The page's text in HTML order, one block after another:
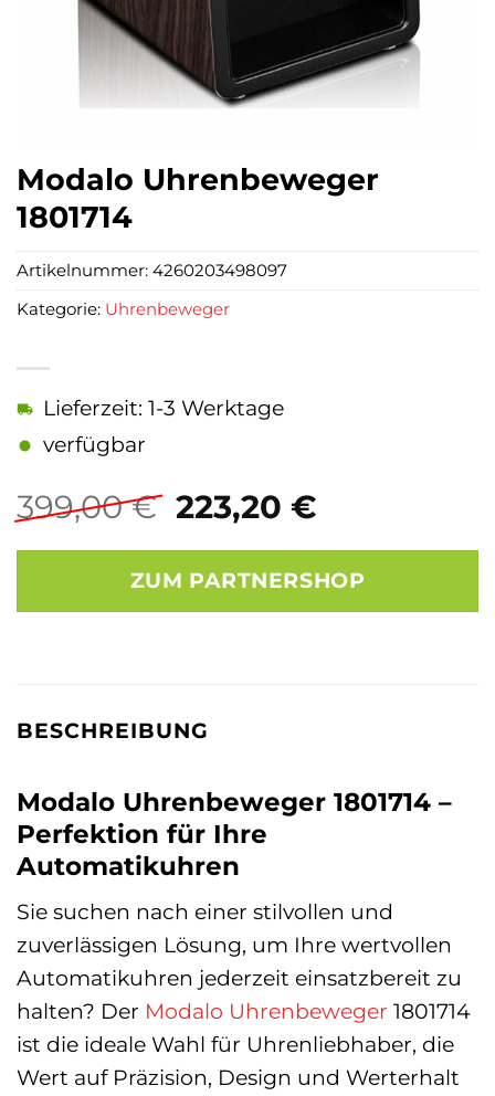
Modalo Uhrenbeweger
1801714
399,00€ Ursprünglicher
Preis
war:
399,00 €
223,20 €Aktueller
ist:
223,20 €.
Lieferzeit: 1-3 Werktage
verfügbar
ZUM PARTNERSHOP
Artikelnummer: 4260203498097
Kategorie: Uhrenbeweger
BESCHREIBUNG
Modalo Uhrenbeweger 1801714 –
Perfektion für Ihre
Automatikuhren
Sie suchen nach einer stilvollen und
zuverlässigen Lösung, um Ihre wertvollen
Automatikuhren jederzeit einsatzbereit zu
halten? Der Modalo Uhrenbeweger 1801714
ist die ideale Wahl für Uhrenliebhaber, die
Wert auf Präzision, Design und Werterhalt